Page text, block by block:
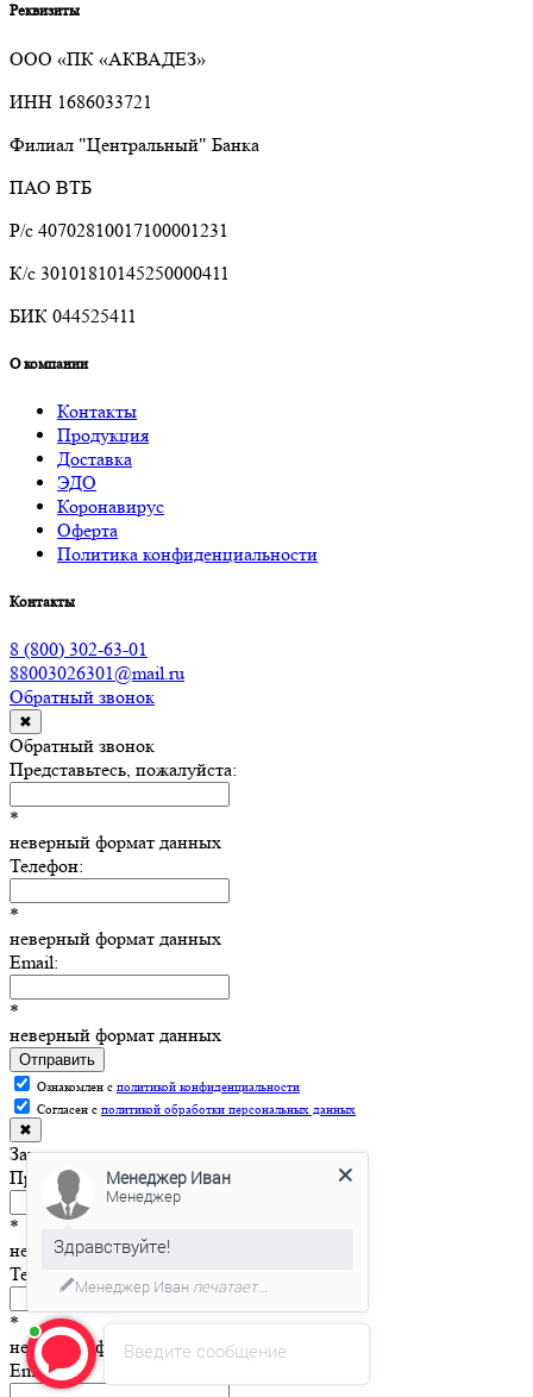
Реквизиты
ООО «ПК «АКВАДЕЗ»
ИНН 1686033721
Филиал "Центральный" Банка
ПАО ВТБ
Р/с 40702810017100001231
К/с 30101810145250000411
БИК 044525411
О компании
Контакты
Продукция
Доставка
ЭДО
Коронавирус
Оферта
Политика конфиденциальности
Контакты
8 (800) 302-63-01
88003026301@mail.ru
Обратный звонок
✖
Обратный звонок
Представьтесь, пожалуйста:
*
неверный формат данных
Телефон:
*
неверный формат данных
Email:
*
неверный формат данных
Отправить
Ознакомлен с политикой конфиденциальности
Согласен с политикой обработки персональных данных
✖
Запросить цену
Представьтесь, пожалуйста:
*
неверный формат данных
Телефон:
*
неверный формат данных
Email:
Введите сообщение
Менеджер Иван
Менеджер
Здравствуйте!
Менеджер Иван печатает...